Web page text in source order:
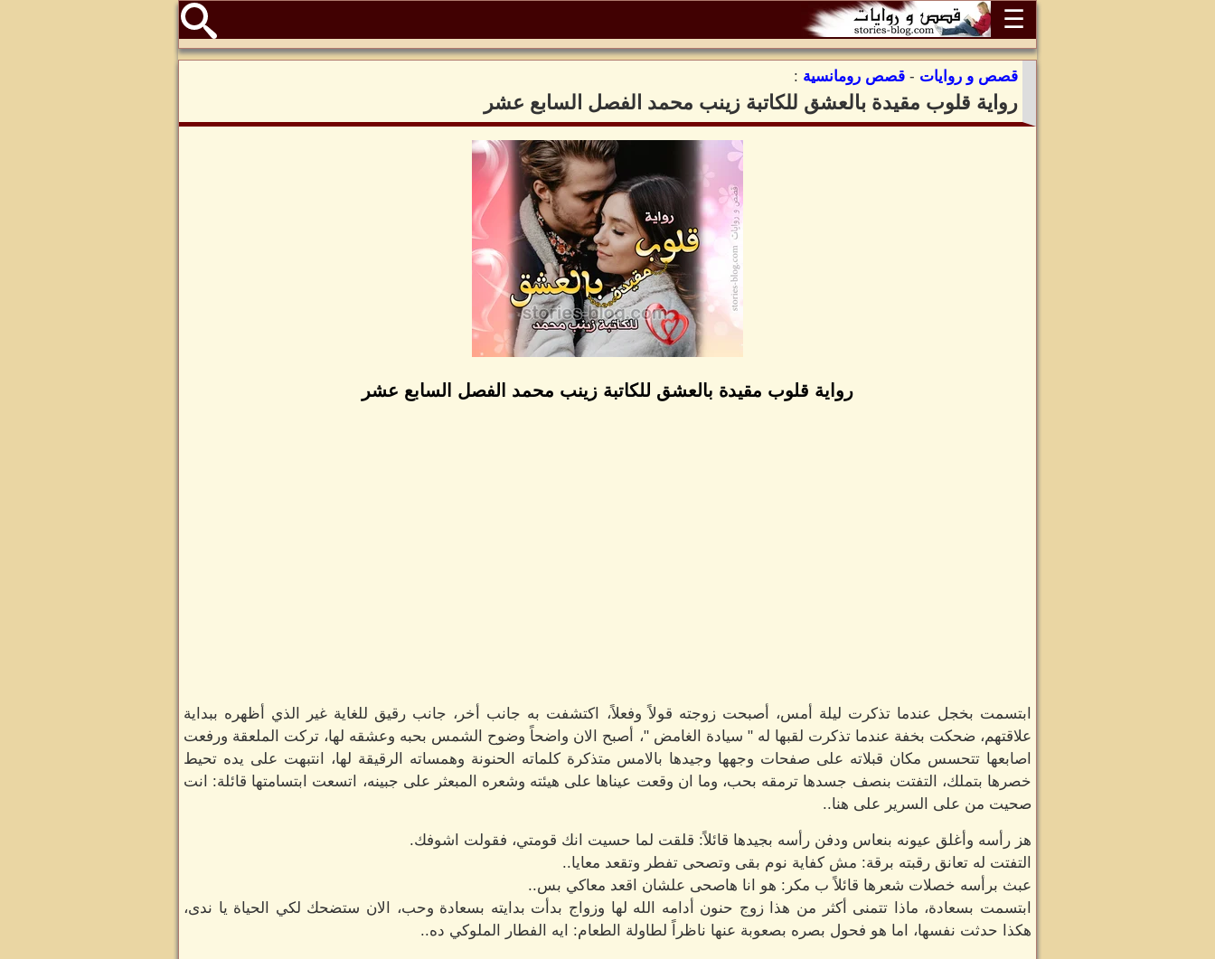
☰
قصص و روايات - قصص رومانسية :
رواية قلوب مقيدة بالعشق للكاتبة زينب محمد الفصل السابع عشر
رواية قلوب مقيدة بالعشق للكاتبة زينب محمد الفصل السابع عشر
ابتسمت بخجل عندما تذكرت ليلة أمس، أصبحت زوجته قولاً وفعلاً، اكتشفت به جانب أخر، جانب رقيق للغاية غير الذي أظهره ببداية
علاقتهم، ضحكت بخفة عندما تذكرت لقبها له " سيادة الغامض "، أصبح الان واضحاً وضوح الشمس بحبه وعشقه لها، تركت الملعقة ورفعت
اصابعها تتحسس مكان قبلاته على صفحات وجهها وجيدها بالامس متذكرة كلماته الحنونة وهمساته الرقيقة لها، انتبهت على يده تحيط
خصرها بتملك، التفتت بنصف جسدها ترمقه بحب، وما ان وقعت عيناها على هيئته وشعره المبعثر على جبينه، اتسعت ابتسامتها قائلة: انت
صحيت من على السرير على هنا..
هز رأسه وأغلق عيونه بنعاس ودفن رأسه بجيدها قائلاً: قلقت لما حسيت انك قومتي، فقولت اشوفك.
التفتت له تعانق رقبته برقة: مش كفاية نوم بقى وتصحى تفطر وتقعد معايا..
عبث برأسه خصلات شعرها قائلاً ب مكر: هو انا هاصحى علشان اقعد معاكي بس..
ابتسمت بسعادة، ماذا تتمنى أكثر من هذا زوج حنون أدامه الله لها وزواج بدأت بدايته بسعادة وحب، الان ستضحك لكي الحياة يا ندى،
هكذا حدثت نفسها، اما هو فحول بصره بصعوبة عنها ناظراً لطاولة الطعام: ايه الفطار الملوكي ده..